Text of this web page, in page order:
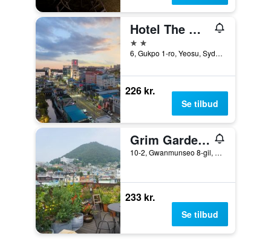
Hotel The One
2 stjerner
6, Gukpo 1-ro, Yeosu, Sydkorea
226 kr.
Se tilbud
Grim Garden Guesthouse
10-2, Gwanmunseo 8-gil, Yeosu, Sydkorea
233 kr.
Se tilbud